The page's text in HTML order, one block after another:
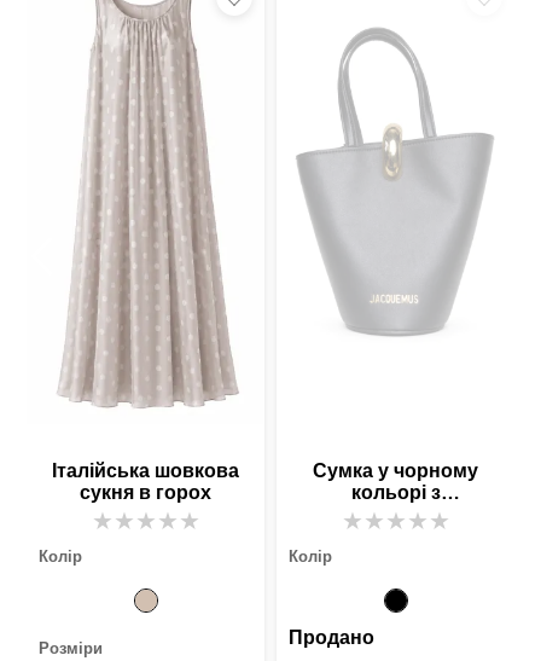
Італійська шовкова
сукня в горох
★★★★★
Колір
Розміри
Сумка у чорному
кольорі з
натуральної шкіри
★★★★★
Колір
Продано